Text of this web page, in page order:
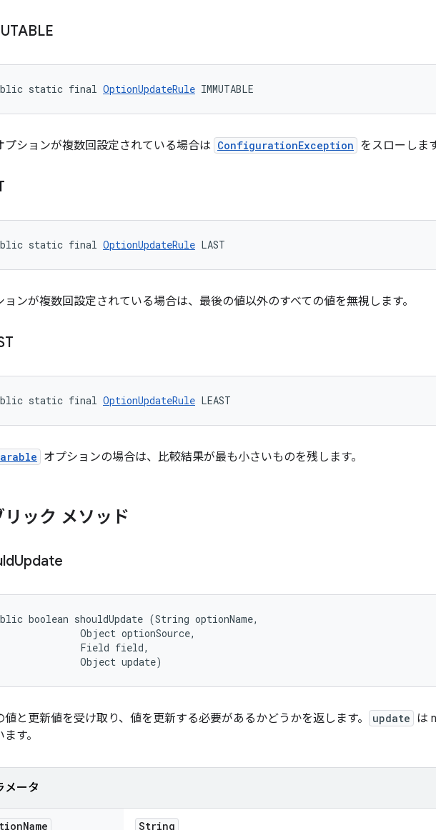
static final OptionUpdateRule IMMUTABLE
プションが複数回設定されている場合は ConfigurationException をスローしま
static final OptionUpdateRule LAST
ョンが複数回設定されている場合は、最後の値以外のすべての値を無視します。
static final OptionUpdateRule LEAST
オプションの場合は、比較結果が最も小さいものを残します。
リック メソッド
Update
boolean shouldUpdate (String optionName,
Object optionSource,
Field field,
Object update)
値と更新値を受け取り、値を更新する必要があるかどうかを返します。 update は
す。
メータ
Name String